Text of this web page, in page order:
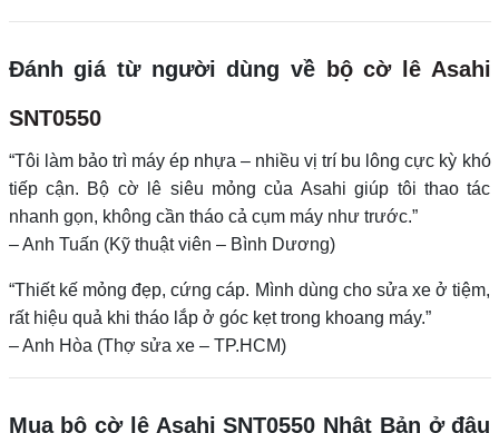
Đánh giá từ người dùng về
bộ cờ lê Asahi
SNT0550
“Tôi làm bảo trì máy ép nhựa – nhiều vị trí bu lông cực kỳ khó
tiếp cận. Bộ cờ lê siêu mỏng của Asahi giúp tôi thao tác
nhanh gọn, không cần tháo cả cụm máy như trước.”
– Anh Tuấn (Kỹ thuật viên – Bình Dương)
“Thiết kế mỏng đẹp, cứng cáp. Mình dùng cho sửa xe ở tiệm,
rất hiệu quả khi tháo lắp ở góc kẹt trong khoang máy.”
– Anh Hòa (Thợ sửa xe – TP.HCM)
Mua bộ cờ lê Asahi SNT0550 Nhật Bản ở đâu